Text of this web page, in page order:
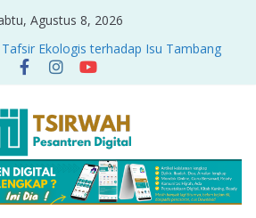
Agustus 8, 2026
Ekologis terhadap Isu Tambang
Ampat
KUASA-IDIOLOGI PADA TAFSIR
dan Privasi dalam Al-Qur’an: “Ketika
Curhat di Sosmed”
Kisah Lukman Menjadi